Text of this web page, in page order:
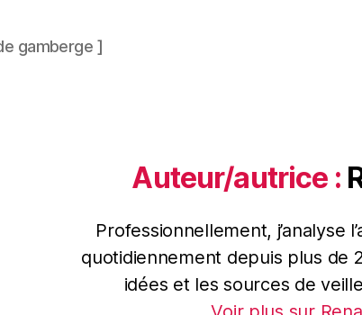
gamberge ]
Auteur/autrice :
Professionnellement, j’analyse
quotidiennement depuis plus de
idées et les sources de